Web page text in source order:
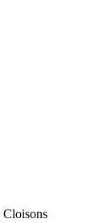
Cloisons